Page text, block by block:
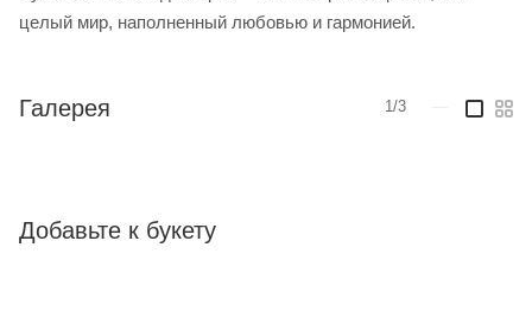
целый мир, наполненный любовью и гармонией.
Галерея 1/3
Добавьте к букету